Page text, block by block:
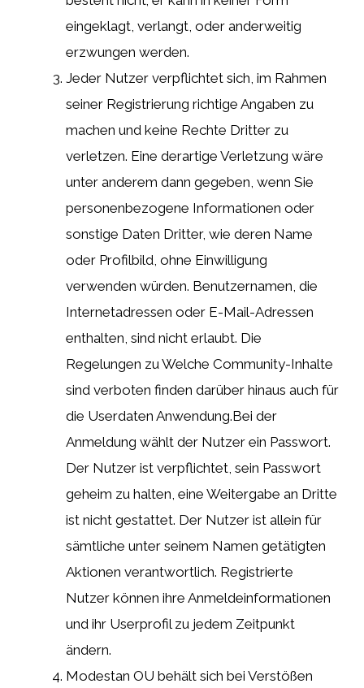
eingeklagt, verlangt, oder anderweitig
erzwungen werden.
Jeder Nutzer verpflichtet sich, im Rahmen
seiner Registrierung richtige Angaben zu
machen und keine Rechte Dritter zu
verletzen. Eine derartige Verletzung wäre
unter anderem dann gegeben, wenn Sie
personenbezogene Informationen oder
sonstige Daten Dritter, wie deren Name
oder Profilbild, ohne Einwilligung
verwenden würden. Benutzernamen, die
Internetadressen oder E-Mail-Adressen
enthalten, sind nicht erlaubt. Die
Regelungen zu Welche Community-Inhalte
sind verboten finden darüber hinaus auch für
die Userdaten Anwendung.Bei der
Anmeldung wählt der Nutzer ein Passwort.
Der Nutzer ist verpflichtet, sein Passwort
geheim zu halten, eine Weitergabe an Dritte
ist nicht gestattet. Der Nutzer ist allein für
sämtliche unter seinem Namen getätigten
Aktionen verantwortlich. Registrierte
Nutzer können ihre Anmeldeinformationen
und ihr Userprofil zu jedem Zeitpunkt
ändern.
Modestan OU behält sich bei Verstößen